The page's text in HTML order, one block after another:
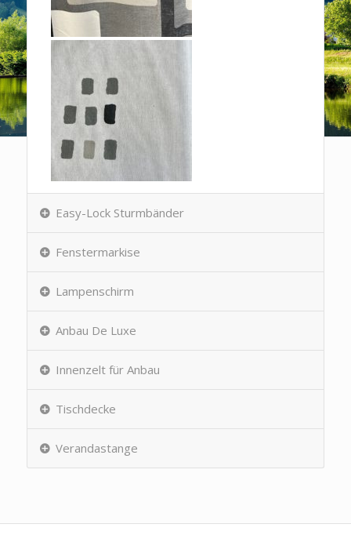
Easy-Lock Sturmbänder
Fenstermarkise
Lampenschirm
Anbau De Luxe
Innenzelt für Anbau
Tischdecke
Verandastange